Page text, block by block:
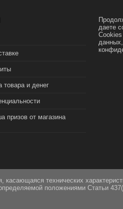
товара и денег
призов от магазина
даете
Cookies
данных,
технических
положениями Статьи